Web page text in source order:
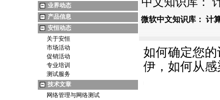
业界动态
产品信息
安恒动态
关于安恒
市场活动
促销活动
专业培训
测试服务
技术文章
网络管理与网络测试
微软中文知识库： 计
如何确定您
伊，如何从